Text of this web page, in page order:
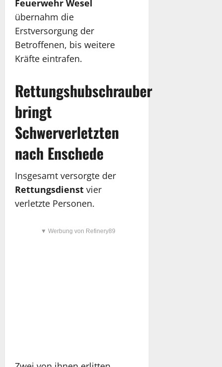
Feuerwehr Wesel
übernahm die
Erstversorgung der
Betroffenen, bis weitere
Kräfte eintrafen.
Rettungshubschrauber
bringt
Schwerverletzten
nach Enschede
Insgesamt versorgte der
Rettungsdienst vier
verletzte Personen.
▼ Werbung von Refinery89